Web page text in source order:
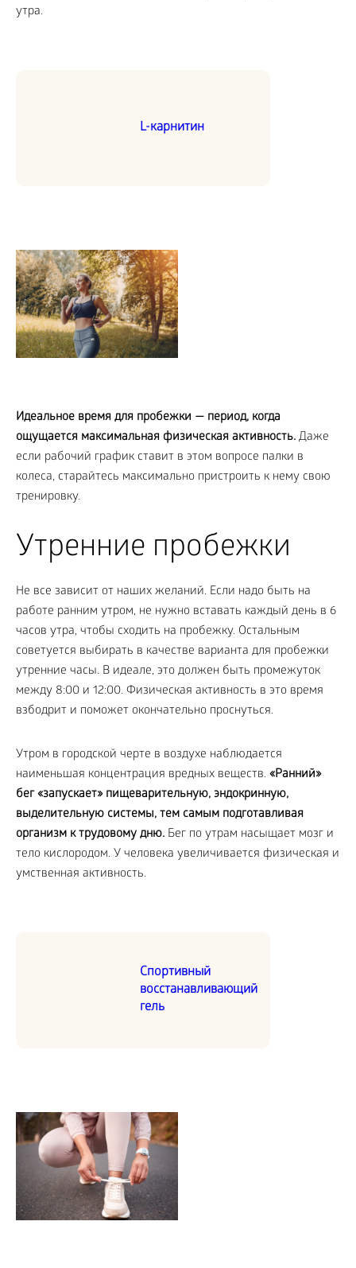
утра.
L-карнитин
Идеальное время для пробежки — период, когда
ощущается максимальная физическая активность. Даже
если рабочий график ставит в этом вопросе палки в
колеса, старайтесь максимально пристроить к нему свою
тренировку.
Утренние пробежки
Не все зависит от наших желаний. Если надо быть на
работе ранним утром, не нужно вставать каждый день в 6
часов утра, чтобы сходить на пробежку. Остальным
советуется выбирать в качестве варианта для пробежки
утренние часы. В идеале, это должен быть промежуток
между 8:00 и 12:00. Физическая активность в это время
взбодрит и поможет окончательно проснуться.
Утром в городской черте в воздухе наблюдается
наименьшая концентрация вредных веществ. «Ранний»
бег «запускает» пищеварительную, эндокринную,
выделительную системы, тем самым подготавливая
организм к трудовому дню. Бег по утрам насыщает мозг и
тело кислородом. У человека увеличивается физическая и
умственная активность.
Спортивный
восстанавливающий
гель